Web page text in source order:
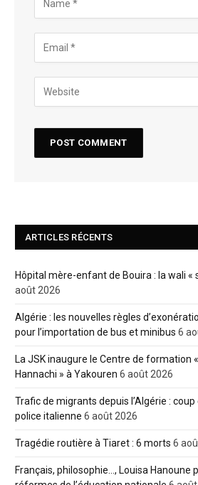
ARTICLES RÉCENTS
Hôpital mère-enfant de Bouira : la wali «
août 2026
Algérie : les nouvelles règles
pour l’importation de bus et minibus 6
La JSK inaugure le Centre de formation
Hannachi » à Yakouren 6 août 2026
Trafic de migrants depuis l’Algérie :
police italienne 6 août 2026
Tragédie routière à Tiaret : 6 morts 6
Français, philosophie…, Louisa Hanoune